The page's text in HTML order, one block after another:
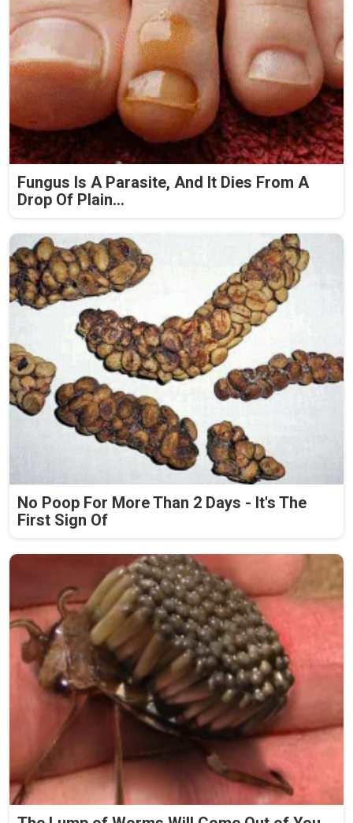
Fungus Is A Parasite, And It Dies From A
Drop Of Plain...
No Poop For More Than 2 Days - It's The
First Sign Of